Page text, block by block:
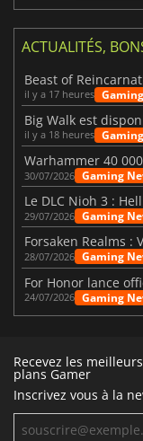
ACTUALITÉS,
il y a 17 heures
il y a 18 heures
30/07/2026 Gaming
29/07/2026 Gaming
28/07/2026 Gaming
24/07/2026 Gaming
Recevez les
plans Gamer
Inscrivez vous à la